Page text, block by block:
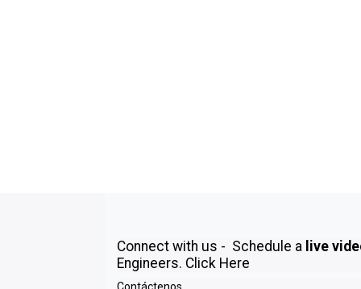
Connect with us - Schedule a live
Engineers. Click Here